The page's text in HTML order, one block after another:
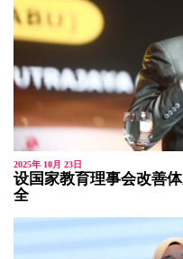
2025年 10月 23日
设国家教育理事会改善
全